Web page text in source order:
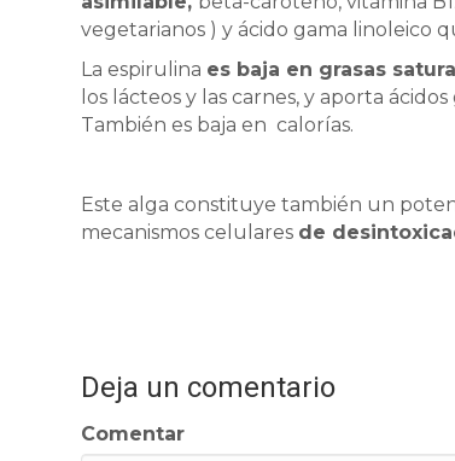
vegetarianos ) y ácido gama linoleico
La espirulina es baja en grasas
los lácteos y las carnes, y aporta
También es baja en calorías.
Este alga constituye también un
mecanismos celulares de
Deja un comentario
Comentar